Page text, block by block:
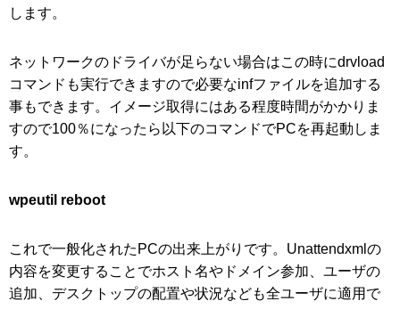
します。
ネットワークのドライバが足らない場合はこの時にdrvload
コマンドも実行できますので必要なinfファイルを追加する
事もできます。イメージ取得にはある程度時間がかかりま
すので100％になったら以下のコマンドでPCを再起動しま
す。
wpeutil reboot
これで一般化されたPCの出来上がりです。Unattendxmlの
内容を変更することでホスト名やドメイン参加、ユーザの
追加、デスクトップの配置や状況なども全ユーザに適用で